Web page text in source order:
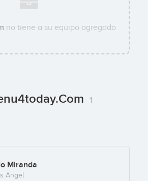
no tiene a su equipo agregado
1
Miranda
Angel